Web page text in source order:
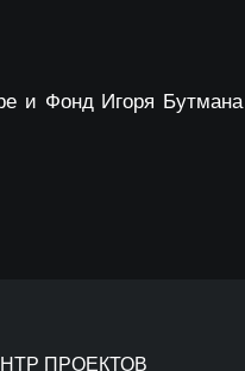
и Фонд Игоря
ПРОЕКТОВ